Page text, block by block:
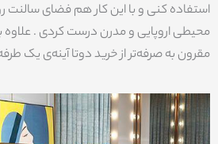
استفاده کنی و با این کار هم فضای سالنت
محیطی اروپایی و مدرن درست کردی . علاوه
مقرون به صرفه‌تر از خرید دوتا آینه‌ی یک